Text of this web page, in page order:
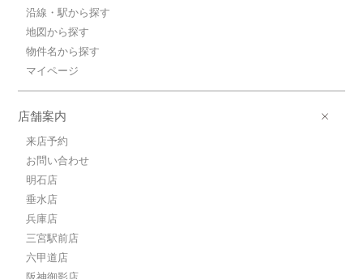
沿線・駅から探す
地図から探す
物件名から探す
マイページ
店舗案内
来店予約
お問い合わせ
明石店
垂水店
兵庫店
三宮駅前店
六甲道店